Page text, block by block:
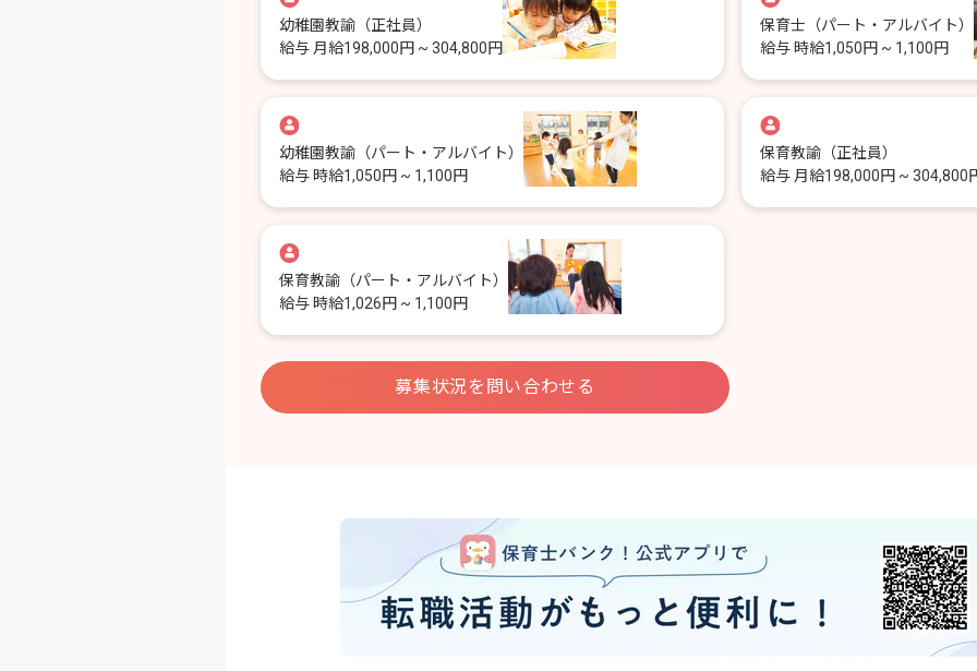
幼稚園教諭 （正社員）
給与 月給198,000円 ~ 304,800円
保育士 （パート・アルバイト）
給与 時給1,050円 ~ 1,100円
幼稚園教諭 （パート・アルバイト）
給与 時給1,050円 ~ 1,100円
保育教諭 （正社員）
給与 月給198,000円 ~ 304,800
保育教諭 （パート・アルバイト）
給与 時給1,026円 ~ 1,100円
募集状況を問い合わせる